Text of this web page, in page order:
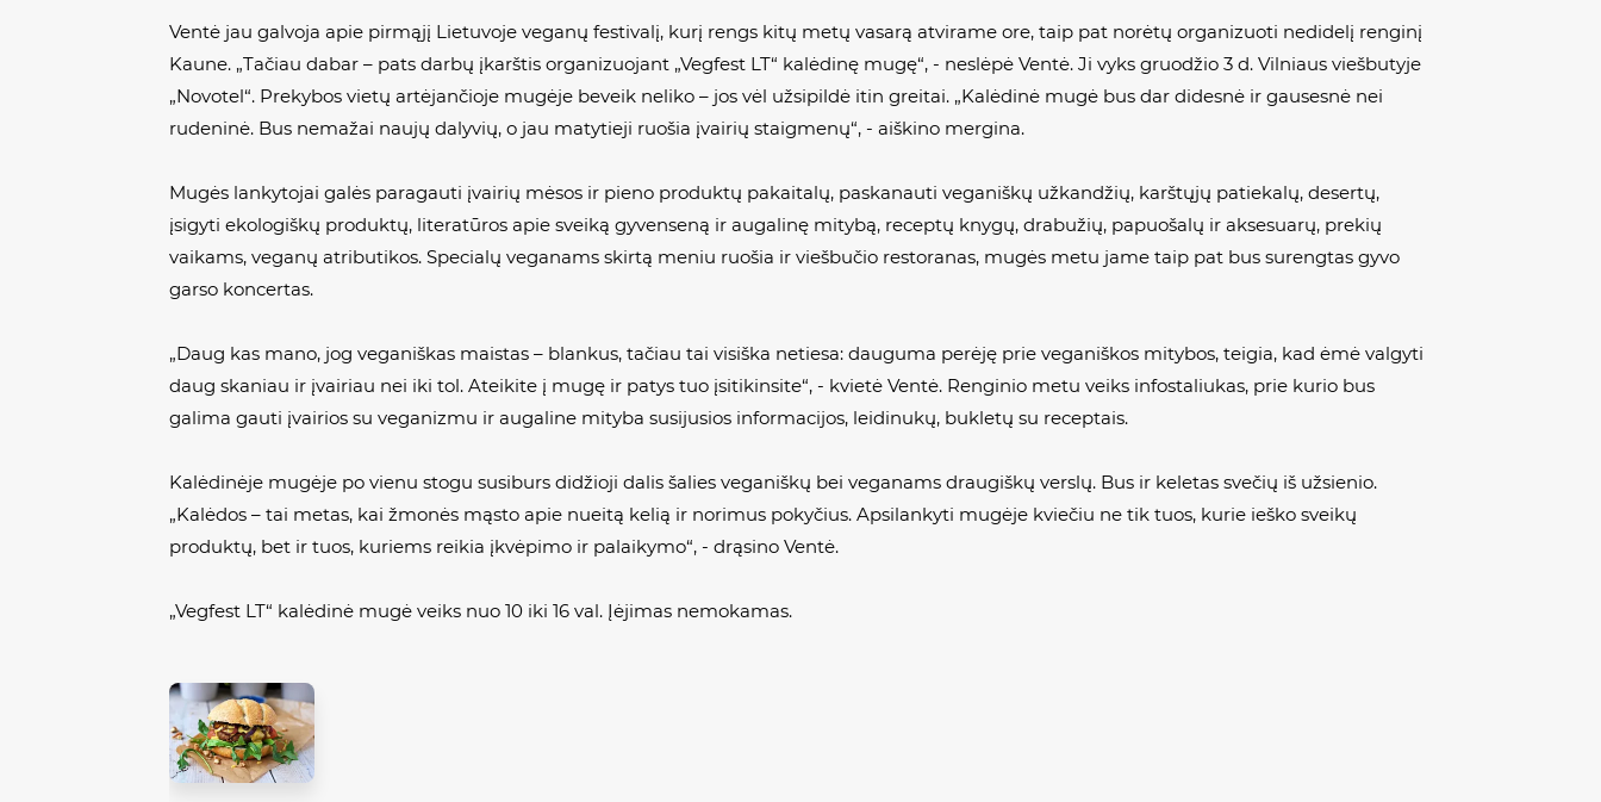
Ventė jau galvoja apie pirmąjį Lietuvoje veganų festivalį, kurį rengs kitų metų vasarą atvirame ore, taip pat norėtų organizuoti nedidelį renginį
Kaune. „Tačiau dabar – pats darbų įkarštis organizuojant „Vegfest LT“ kalėdinę mugę“, - neslėpė Ventė. Ji vyks gruodžio 3 d. Vilniaus viešbutyje
„Novotel“. Prekybos vietų artėjančioje mugėje beveik neliko – jos vėl užsipildė itin greitai. „Kalėdinė mugė bus dar didesnė ir gausesnė nei
rudeninė. Bus nemažai naujų dalyvių, o jau matytieji ruošia įvairių staigmenų“, - aiškino mergina.
Mugės lankytojai galės paragauti įvairių mėsos ir pieno produktų pakaitalų, paskanauti veganiškų užkandžių, karštųjų patiekalų, desertų,
įsigyti ekologiškų produktų, literatūros apie sveiką gyvenseną ir augalinę mitybą, receptų knygų, drabužių, papuošalų ir aksesuarų, prekių
vaikams, veganų atributikos. Specialų veganams skirtą meniu ruošia ir viešbučio restoranas, mugės metu jame taip pat bus surengtas gyvo
garso koncertas.
„Daug kas mano, jog veganiškas maistas – blankus, tačiau tai visiška netiesa: dauguma perėję prie veganiškos mitybos, teigia, kad ėmė valgyti
daug skaniau ir įvairiau nei iki tol. Ateikite į mugę ir patys tuo įsitikinsite“, - kvietė Ventė. Renginio metu veiks infostaliukas, prie kurio bus
galima gauti įvairios su veganizmu ir augaline mityba susijusios informacijos, leidinukų, bukletų su receptais.
Kalėdinėje mugėje po vienu stogu susiburs didžioji dalis šalies veganiškų bei veganams draugiškų verslų. Bus ir keletas svečių iš užsienio.
„Kalėdos – tai metas, kai žmonės mąsto apie nueitą kelią ir norimus pokyčius. Apsilankyti mugėje kviečiu ne tik tuos, kurie ieško sveikų
produktų, bet ir tuos, kuriems reikia įkvėpimo ir palaikymo“, - drąsino Ventė.
„Vegfest LT“ kalėdinė mugė veiks nuo 10 iki 16 val. Įėjimas nemokamas.